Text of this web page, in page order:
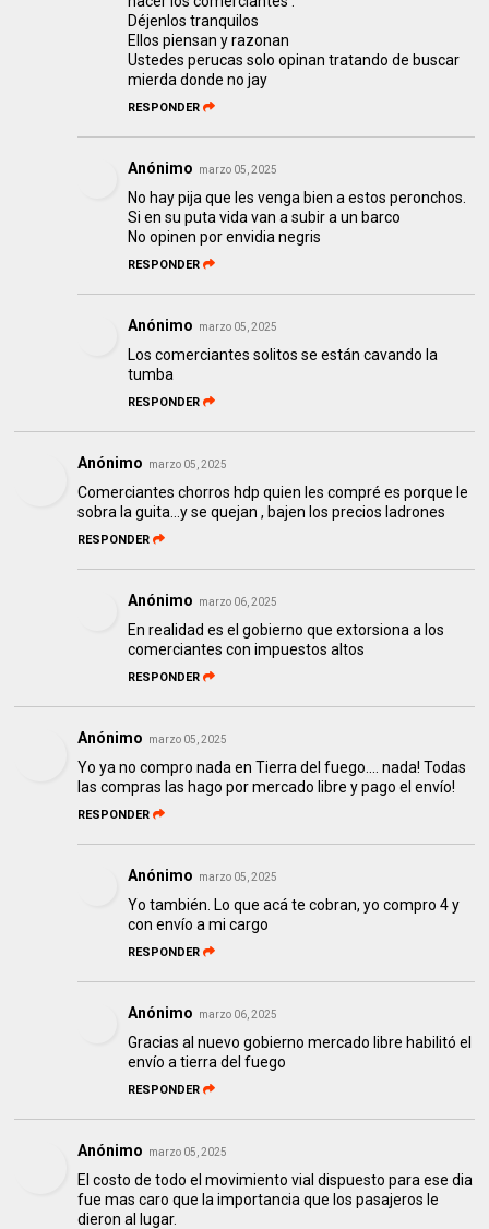
Déjenlos tranquilos
Ellos piensan y razonan
Ustedes perucas solo opinan tratando de buscar
mierda donde no jay
RESPONDER
Anónimo marzo 05, 2025
No hay pija que les venga bien a estos peronchos.
Si en su puta vida van a subir a un barco
No opinen por envidia negris
RESPONDER
Anónimo marzo 05, 2025
Los comerciantes solitos se están cavando la
tumba
RESPONDER
Anónimo marzo 05, 2025
Comerciantes chorros hdp quien les compré es porque le
sobra la guita...y se quejan , bajen los precios ladrones
RESPONDER
Anónimo marzo 06, 2025
En realidad es el gobierno que extorsiona a los
comerciantes con impuestos altos
RESPONDER
Anónimo marzo 05, 2025
Yo ya no compro nada en Tierra del fuego.... nada! Todas
las compras las hago por mercado libre y pago el envío!
RESPONDER
Anónimo marzo 05, 2025
Yo también. Lo que acá te cobran, yo compro 4 y
con envío a mi cargo
RESPONDER
Anónimo marzo 06, 2025
Gracias al nuevo gobierno mercado libre habilitó el
envío a tierra del fuego
RESPONDER
Anónimo marzo 05, 2025
El costo de todo el movimiento vial dispuesto para ese dia
fue mas caro que la importancia que los pasajeros le
dieron al lugar.